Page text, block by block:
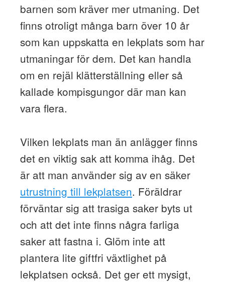
barnen som kräver mer utmaning. Det
finns otroligt många barn över 10 år
som kan uppskatta en lekplats som har
utmaningar för dem. Det kan handla
om en rejäl klätterställning eller så
kallade kompisgungor där man kan
vara flera.
Vilken lekplats man än anlägger finns
det en viktig sak att komma ihåg. Det
är att man använder sig av en säker
utrustning till lekplatsen. Föräldrar
förväntar sig att trasiga saker byts ut
och att det inte finns några farliga
saker att fastna i. Glöm inte att
plantera lite giftfri växtlighet på
lekplatsen också. Det ger ett mysigt,